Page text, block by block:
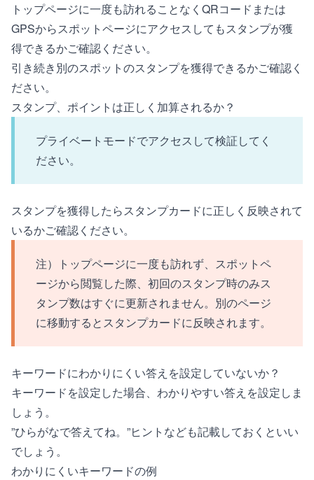
トップページに一度も訪れることなくQRコードまたは
GPSからスポットページにアクセスしてもスタンプが獲
得できるかご確認ください。
引き続き別のスポットのスタンプを獲得できるかご確認く
ださい。
スタンプ、ポイントは正しく加算されるか？
プライベートモードでアクセスして検証してく
ださい。
スタンプを獲得したらスタンプカードに正しく反映されて
いるかご確認ください。
注）トップページに一度も訪れず、スポットペ
ージから閲覧した際、初回のスタンプ時のみス
タンプ数はすぐに更新されません。別のページ
に移動するとスタンプカードに反映されます。
キーワードにわかりにくい答えを設定していないか？
キーワードを設定した場合、わかりやすい答えを設定しま
しょう。
”ひらがなで答えてね。”ヒントなども記載しておくといい
でしょう。
わかりにくいキーワードの例